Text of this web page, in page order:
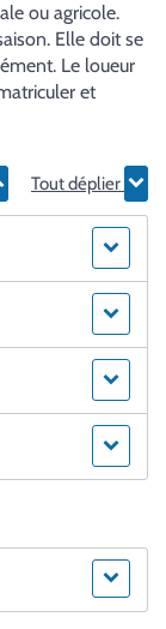
ou agricole.
Elle doit se
Le loueur
et
Tout déplier